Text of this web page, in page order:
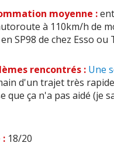
moyenne :
à 110km/h de
SP98 de chez Esso ou
rencontrés : Une
d'un trajet très
que ça n'a pas aidé (je
: 18/20